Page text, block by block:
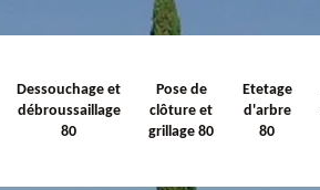
Dessouchage et
débroussaillage
80
Pose de
clôture et
grillage 80
Etetage
d'arbre
80